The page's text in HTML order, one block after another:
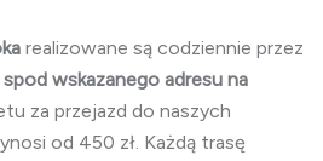
realizowane są codziennie przez
spod wskazanego adresu na
za przejazd do naszych
od 450 zł. Każdą trasę